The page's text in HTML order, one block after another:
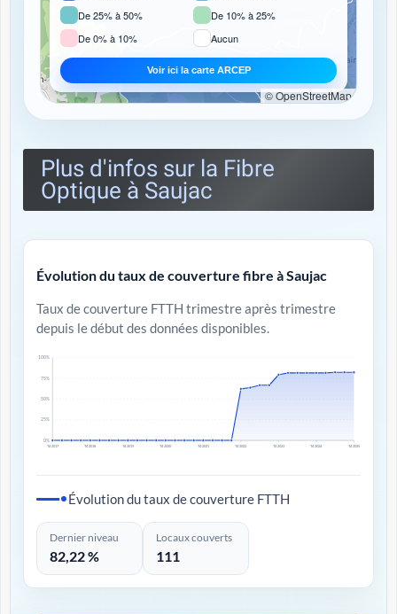
De 25% à 50%
De 10% à 25%
De 0% à 10%
Aucun
Voir ici la carte ARCEP
© OpenStreetMap
Plus d'infos sur la Fibre
Optique à Saujac
Évolution du taux de couverture fibre à Saujac
Taux de couverture FTTH trimestre après trimestre
depuis le début des données disponibles.
0%
25%
50%
75%
100%
T4 2017 T4 2018 T4 2019 T4 2020 T4 2021 T4 2022 T4 2023 T4 2024 T4 2025
Évolution du taux de couverture FTTH
Dernier niveau
82,22 %
Locaux couverts
111